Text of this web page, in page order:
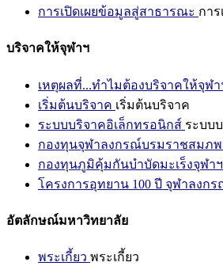
การเปิดเผยข้อมูลสู่สาธารณะ กา
บริจาคให้จุฬาฯ
เหตุผลที่...ทำไมต้องบริจาคให้จุฬา
เริ่มต้นบริจาค เริ่มต้นบริจาค
ระบบบริจาคอิเล็กทรอนิกส์ ระบบ
กองทุนจุฬาลงกรณ์บรมราชสมภพ
กองทุนภูมิคุ้มกันบำบัดมะเร็งจุฬาฯ
โครงการอุทยาน 100 ปี จุฬาลงก
อัตลักษณ์มหาวิทยาลัย
พระเกี้ยว พระเกี้ยว